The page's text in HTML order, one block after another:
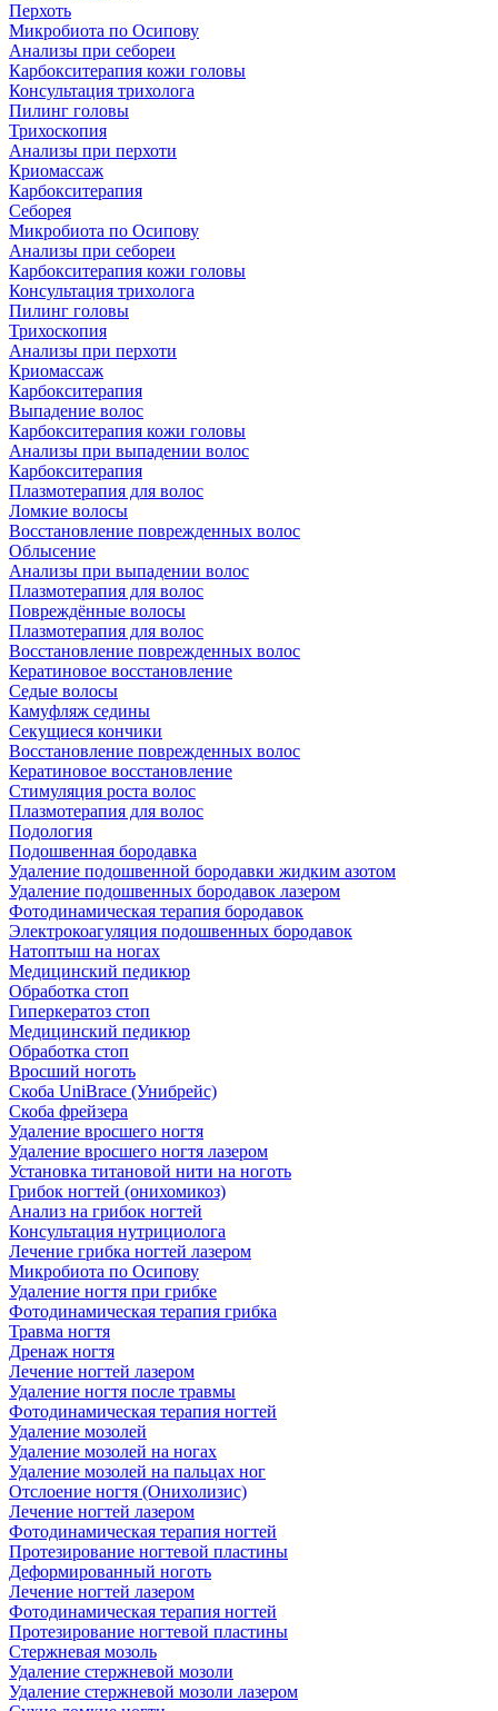
Перхоть
Микробиота по Осипову
Анализы при себореи
Карбокситерапия кожи головы
Консультация трихолога
Пилинг головы
Трихоскопия
Анализы при перхоти
Криомассаж
Карбокситерапия
Себорея
Микробиота по Осипову
Анализы при себореи
Карбокситерапия кожи головы
Консультация трихолога
Пилинг головы
Трихоскопия
Анализы при перхоти
Криомассаж
Карбокситерапия
Выпадение волос
Карбокситерапия кожи головы
Анализы при выпадении волос
Карбокситерапия
Плазмотерапия для волос
Ломкие волосы
Восстановление поврежденных волос
Облысение
Анализы при выпадении волос
Плазмотерапия для волос
Повреждённые волосы
Плазмотерапия для волос
Восстановление поврежденных волос
Кератиновое восстановление
Седые волосы
Камуфляж седины
Секущиеся кончики
Восстановление поврежденных волос
Кератиновое восстановление
Стимуляция роста волос
Плазмотерапия для волос
Подология
Подошвенная бородавка
Удаление подошвенной бородавки жидким азотом
Удаление подошвенных бородавок лазером
Фотодинамическая терапия бородавок
Электрокоагуляция подошвенных бородавок
Натоптыш на ногах
Медицинский педикюр
Обработка стоп
Гиперкератоз стоп
Медицинский педикюр
Обработка стоп
Вросший ноготь
Скоба UniBrace (Унибрейс)
Скоба фрейзера
Удаление вросшего ногтя
Удаление вросшего ногтя лазером
Установка титановой нити на ноготь
Грибок ногтей (онихомикоз)
Анализ на грибок ногтей
Консультация нутрициолога
Лечение грибка ногтей лазером
Микробиота по Осипову
Удаление ногтя при грибке
Фотодинамическая терапия грибка
Травма ногтя
Дренаж ногтя
Лечение ногтей лазером
Удаление ногтя после травмы
Фотодинамическая терапия ногтей
Удаление мозолей
Удаление мозолей на ногах
Удаление мозолей на пальцах ног
Отслоение ногтя (Онихолизис)
Лечение ногтей лазером
Фотодинамическая терапия ногтей
Протезирование ногтевой пластины
Деформированный ноготь
Лечение ногтей лазером
Фотодинамическая терапия ногтей
Протезирование ногтевой пластины
Стержневая мозоль
Удаление стержневой мозоли
Удаление стержневой мозоли лазером